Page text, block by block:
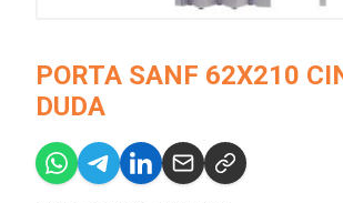
PORTA SANF 62X210
DUDA